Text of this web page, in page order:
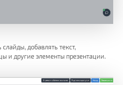
добавлять текст,
и другие элементы презентации.